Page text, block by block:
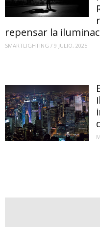
repensar la
SMARTLIGHTING / 9 JULIO, 2025